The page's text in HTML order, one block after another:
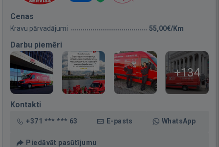
Cenas
Kravu pārvadājumi 55,00€/Km
Darbu piemēri
+134
Kontakti
+371 *** *** 63 E-pasts WhatsApp
Piedāvāt pasūtījumu